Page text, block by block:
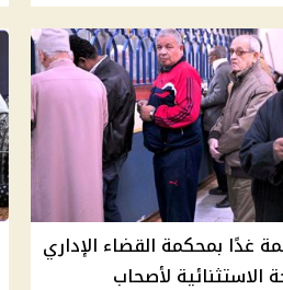
غدًا بمحكمة القضاء الإداري
الاستثنائية لأصحاب